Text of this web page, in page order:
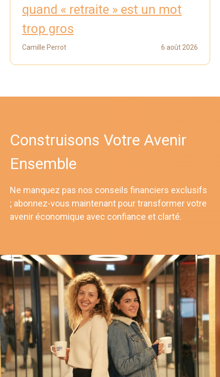
quand « retraite » est un mot
trop gros
Camille Perrot 6 août 2026
Construisons Votre Avenir
Ensemble
Ne manquez pas nos conseils financiers exclusifs
; abonnez-vous maintenant pour transformer votre
avenir économique avec confiance et clarté.